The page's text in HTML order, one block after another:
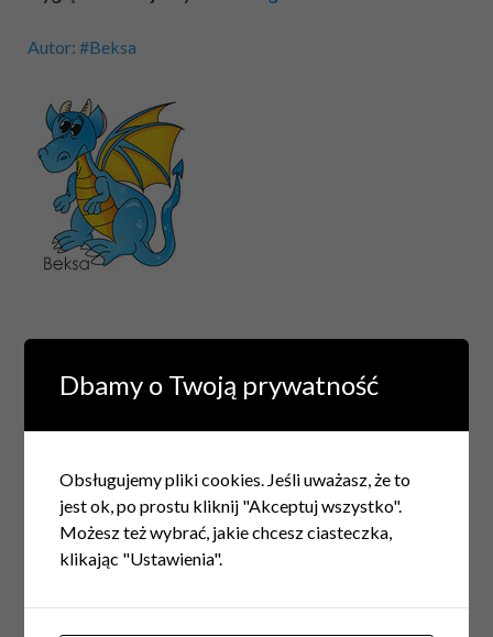
Autor: #Beksa
TAGGED GARDEROBA PÓŁKA REGAŁ
SZAFA
URZĄDZAMY GARDEROBĘ
WYSTRÓJ GARDROBY
RELATED POSTS
Dbamy o Twoją prywatność
Obsługujemy pliki cookies. Jeśli uważasz, że to
jest ok, po prostu kliknij "Akceptuj wszystko".
Możesz też wybrać, jakie chcesz ciasteczka,
klikając "Ustawienia".